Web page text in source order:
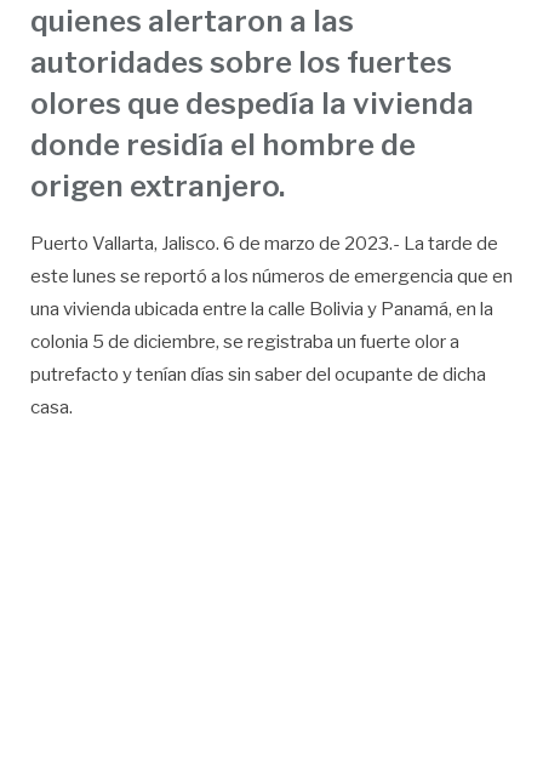
quienes alertaron a las
autoridades sobre los fuertes
olores que despedía la vivienda
donde residía el hombre de
origen extranjero.
Puerto Vallarta, Jalisco. 6 de marzo de 2023.- La tarde de
este lunes se reportó a los números de emergencia que en
una vivienda ubicada entre la calle Bolivia y Panamá, en la
colonia 5 de diciembre, se registraba un fuerte olor a
putrefacto y tenían días sin saber del ocupante de dicha
casa.